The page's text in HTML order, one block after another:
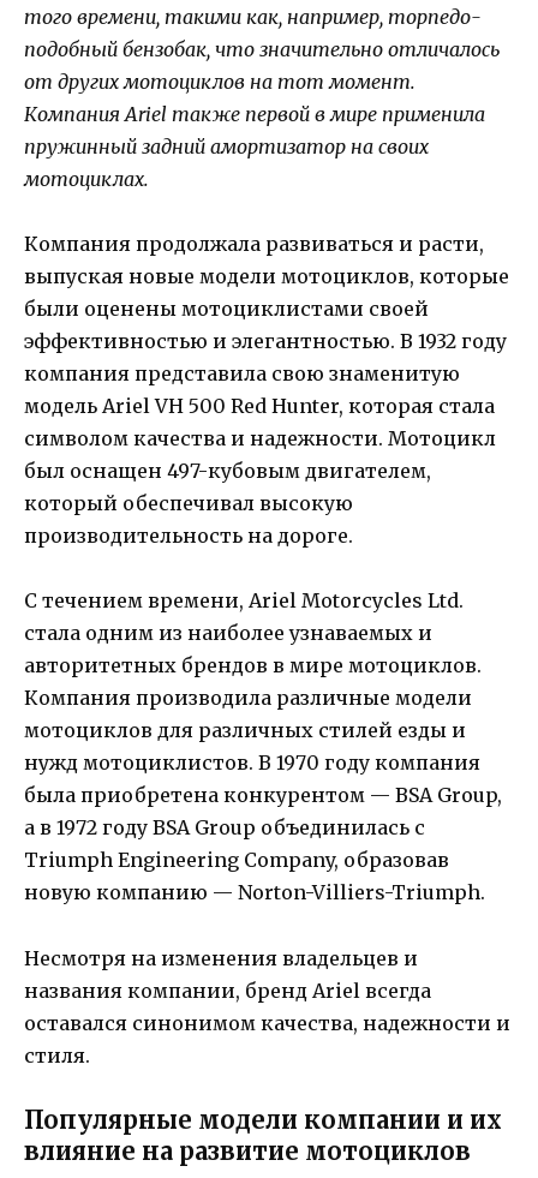
того времени, такими как, например, торпедо-
подобный бензобак, что значительно отличалось
от других мотоциклов на тот момент.
Компания Ariel также первой в мире применила
пружинный задний амортизатор на своих
мотоциклах.
Компания продолжала развиваться и расти,
выпуская новые модели мотоциклов, которые
были оценены мотоциклистами своей
эффективностью и элегантностью. В 1932 году
компания представила свою знаменитую
модель Ariel VH 500 Red Hunter, которая стала
символом качества и надежности. Мотоцикл
был оснащен 497-кубовым двигателем,
который обеспечивал высокую
производительность на дороге.
С течением времени, Ariel Motorcycles Ltd.
стала одним из наиболее узнаваемых и
авторитетных брендов в мире мотоциклов.
Компания производила различные модели
мотоциклов для различных стилей езды и
нужд мотоциклистов. В 1970 году компания
была приобретена конкурентом — BSA Group,
а в 1972 году BSA Group объединилась с
Triumph Engineering Company, образовав
новую компанию — Norton-Villiers-Triumph.
Несмотря на изменения владельцев и
названия компании, бренд Ariel всегда
оставался синонимом качества, надежности и
стиля.
Популярные модели компании и их
влияние на развитие мотоциклов